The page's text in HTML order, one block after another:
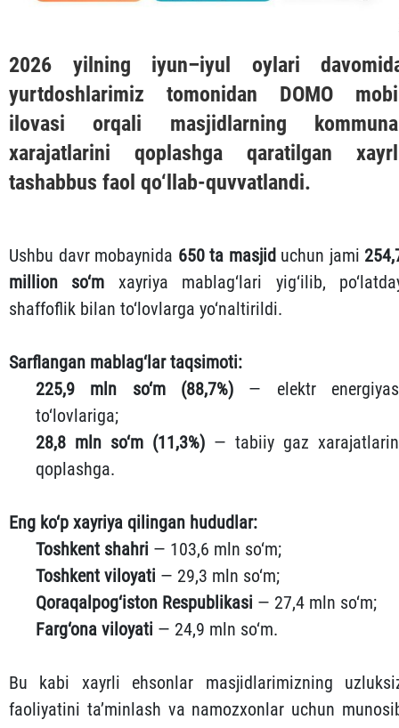
2026 yilning iyun–iyul oylari
yurtdoshlarimiz tomonidan DOMO
ilovasi orqali masjidlarning
xarajatlarini qoplashga qaratilgan
tashabbus faol qo‘llab-quvvatlandi.
Ushbu davr mobaynida 650 ta masjid uchun jami
million so‘m xayriya mablag‘lari yig‘ilib,
shaffoflik bilan to‘lovlarga yo‘naltirildi.
Sarflangan mablag‘lar taqsimoti:
225,9 mln so‘m (88,7%) — elektr
to‘lovlariga;
28,8 mln so‘m (11,3%) — tabiiy gaz
qoplashga.
Eng ko‘p xayriya qilingan hududlar:
Toshkent shahri — 103,6 mln so‘m;
Toshkent viloyati — 29,3 mln so‘m;
Qoraqalpog‘iston Respublikasi — 27,4 mln so‘m;
Farg‘ona viloyati — 24,9 mln so‘m.
Bu kabi xayrli ehsonlar masjidlarimizning
faoliyatini ta’minlash va namozxonlar uchun